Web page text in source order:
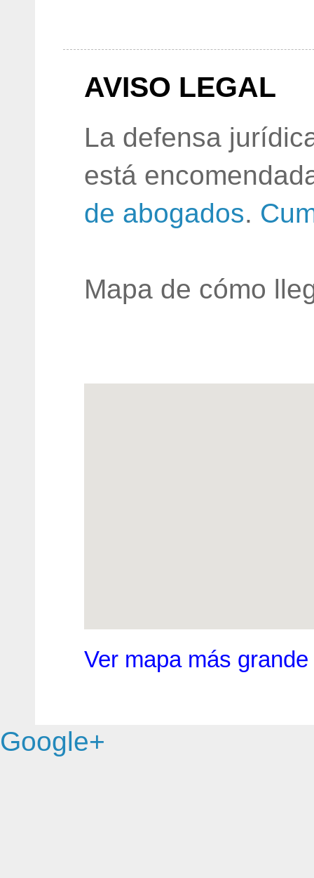
AVISO LEGAL
La defensa
está
de abogados.
Mapa de cómo
Ver mapa más grande
Google+